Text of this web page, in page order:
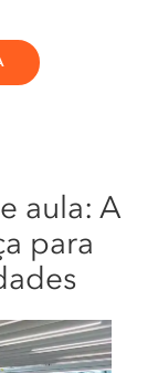
aula: A
para